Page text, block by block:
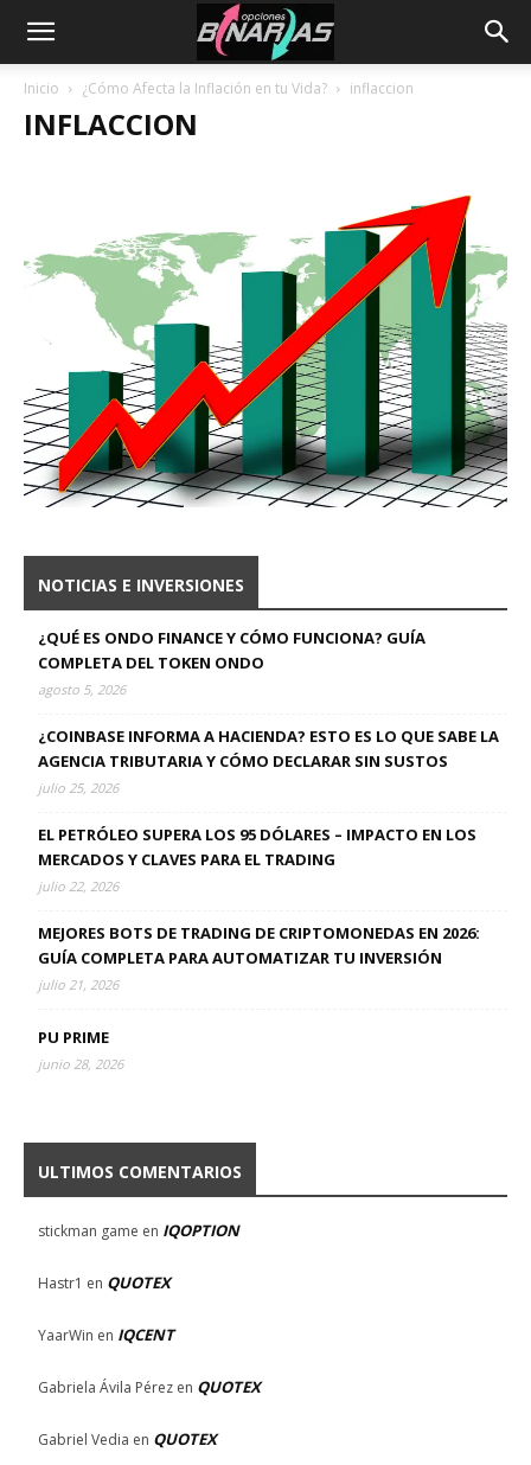
Inicio ¿Cómo Afecta la Inflación en tu Vida? inflaccion
INFLACCION
NOTICIAS E INVERSIONES
¿QUÉ ES ONDO FINANCE Y CÓMO FUNCIONA? GUÍA
COMPLETA DEL TOKEN ONDO
agosto 5, 2026
¿COINBASE INFORMA A HACIENDA? ESTO ES LO QUE SABE LA
AGENCIA TRIBUTARIA Y CÓMO DECLARAR SIN SUSTOS
julio 25, 2026
EL PETRÓLEO SUPERA LOS 95 DÓLARES – IMPACTO EN LOS
MERCADOS Y CLAVES PARA EL TRADING
julio 22, 2026
MEJORES BOTS DE TRADING DE CRIPTOMONEDAS EN 2026:
GUÍA COMPLETA PARA AUTOMATIZAR TU INVERSIÓN
julio 21, 2026
PU PRIME
junio 28, 2026
ULTIMOS COMENTARIOS
stickman game en IQOPTION
Hastr1 en QUOTEX
YaarWin en IQCENT
Gabriela Ávila Pérez en QUOTEX
Gabriel Vedia en QUOTEX